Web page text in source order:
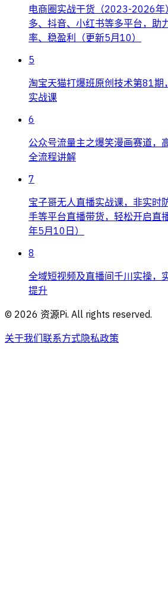
电商圈实战干货（2023-2026年
多、抖音、小红书等多平台，助
率、稳盈利（更新5月10）
5
淘宝天猫打爆班原创技术第81期
实战课
6
公众号流量主之爆笑漫画赛道，
全流程讲解
7
宝子哥无人直播实战课，非实时
手等平台直播带货，轻松开启直
年5月10日）
8
全域短视频及直播间千川实操，
提升
© 2026 资源Pi. All rights reserved.
关于我们联系方式隐私政策